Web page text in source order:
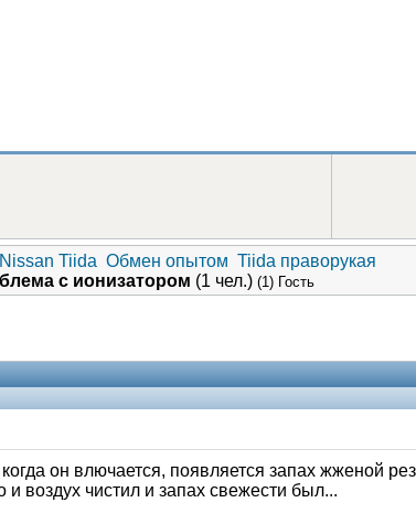
Tiida Обмен опытом Tiida праворукая
с ионизатором (1 чел.) (1) Гость
он влючается, появляется запах жженой
и воздух чистил и запах свежести был...